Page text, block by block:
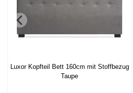
Luxor Kopfteil Bett 160cm mit Stoffbezug
Taupe